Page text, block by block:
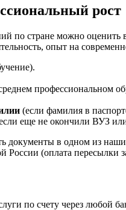
рост
по стране можно оценить
опыт на
профессиональном
(если фамилия в
еще не окончили ВУЗ
документы в одном из
России (оплата пересылки
по счету через любой